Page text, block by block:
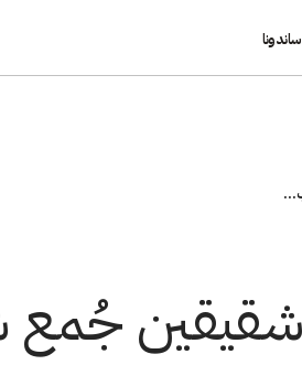
ساندونا
جُمع